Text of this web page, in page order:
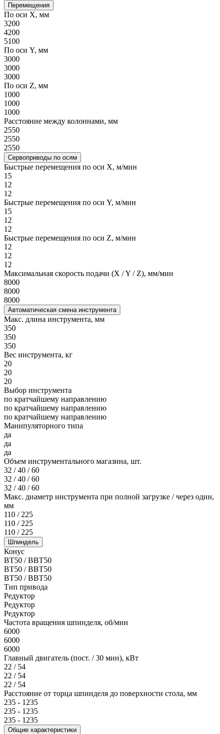
Перемещения
По оси X, мм
3200
4200
5100
По оси Y, мм
3000
3000
3000
По оси Z, мм
1000
1000
1000
Расстояние между колоннами, мм
2550
2550
2550
Сервоприводы по осям
Быстрые перемещения по оси X, м/мин
15
12
12
Быстрые перемещения по оси Y, м/мин
15
12
12
Быстрые перемещения по оси Z, м/мин
12
12
12
Максимальная скорость подачи (X / Y / Z), мм/мин
8000
8000
8000
Автоматическая смена инструмента
Макс. длина инструмента, мм
350
350
350
Вес инструмента, кг
20
20
20
Выбор инструмента
по кратчайшему направлению
по кратчайшему направлению
по кратчайшему направлению
Манипуляторного типа
да
да
да
Объем инструментального магазина, шт.
32 / 40 / 60
32 / 40 / 60
32 / 40 / 60
Макс. диаметр инструмента при полной загрузке / через один,
мм
110 / 225
110 / 225
110 / 225
Шпиндель
Конус
BT50 / BBT50
BT50 / BBT50
BT50 / BBT50
Тип привода
Редуктор
Редуктор
Редуктор
Частота вращения шпинделя, об/мин
6000
6000
6000
Главный двигатель (пост. / 30 мин), кВт
22 / 54
22 / 54
22 / 54
Расстояние от торца шпинделя до поверхности стола, мм
235 - 1235
235 - 1235
235 - 1235
Общие характеристики